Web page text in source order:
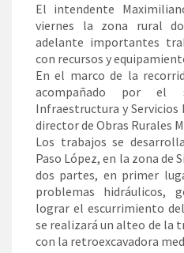
El intendente
viernes la zona rural
adelante importantes
con recursos y
En el marco de la
acompañado por el
Infraestructura y Servicios
director de Obras Rurales
Los trabajos se
Paso López, en la zona de
dos partes, en primer
problemas hidráulicos,
lograr el escurrimiento
se realizará un alteo de la
con la retroexcavadora